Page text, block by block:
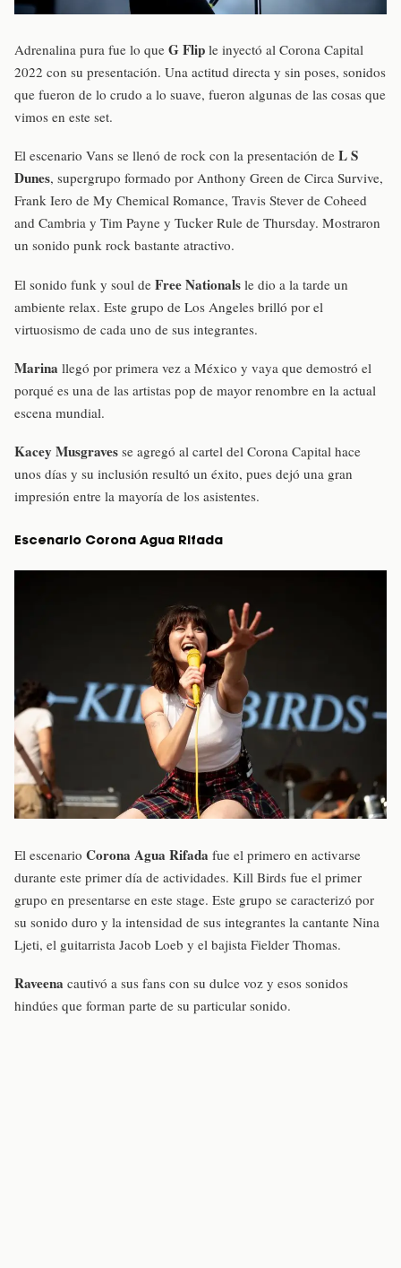
Adrenalina pura fue lo que G Flip le inyectó al Corona Capital
2022 con su presentación. Una actitud directa y sin poses, sonidos
que fueron de lo crudo a lo suave, fueron algunas de las cosas que
vimos en este set.
El escenario Vans se llenó de rock con la presentación de L S
Dunes, supergrupo formado por Anthony Green de Circa Survive,
Frank Iero de My Chemical Romance, Travis Stever de Coheed
and Cambria y Tim Payne y Tucker Rule de Thursday. Mostraron
un sonido punk rock bastante atractivo.
El sonido funk y soul de Free Nationals le dio a la tarde un
ambiente relax. Este grupo de Los Angeles brilló por el
virtuosismo de cada uno de sus integrantes.
Marina llegó por primera vez a México y vaya que demostró el
porqué es una de las artistas pop de mayor renombre en la actual
escena mundial.
Kacey Musgraves se agregó al cartel del Corona Capital hace
unos días y su inclusión resultó un éxito, pues dejó una gran
impresión entre la mayoría de los asistentes.
Escenario Corona Agua Rifada
El escenario Corona Agua Rifada fue el primero en activarse
durante este primer día de actividades. Kill Birds fue el primer
grupo en presentarse en este stage. Este grupo se caracterizó por
su sonido duro y la intensidad de sus integrantes la cantante Nina
Ljeti, el guitarrista Jacob Loeb y el bajista Fielder Thomas.
Raveena cautivó a sus fans con su dulce voz y esos sonidos
hindúes que forman parte de su particular sonido.